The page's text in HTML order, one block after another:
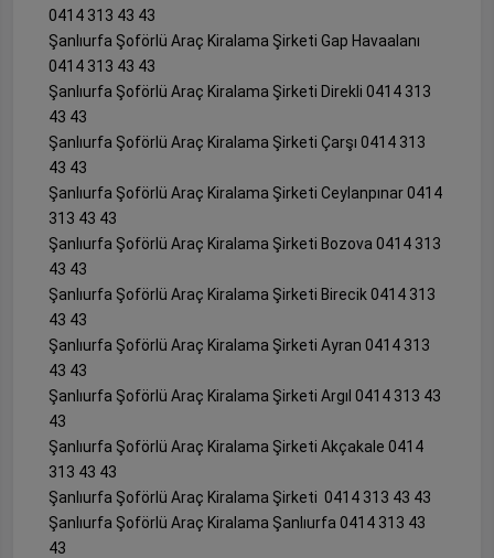
0414 313 43 43
Şanlıurfa Şoförlü Araç Kiralama Şirketi Gap Havaalanı
0414 313 43 43
Şanlıurfa Şoförlü Araç Kiralama Şirketi Direkli 0414 313
43 43
Şanlıurfa Şoförlü Araç Kiralama Şirketi Çarşı 0414 313
43 43
Şanlıurfa Şoförlü Araç Kiralama Şirketi Ceylanpınar 0414
313 43 43
Şanlıurfa Şoförlü Araç Kiralama Şirketi Bozova 0414 313
43 43
Şanlıurfa Şoförlü Araç Kiralama Şirketi Birecik 0414 313
43 43
Şanlıurfa Şoförlü Araç Kiralama Şirketi Ayran 0414 313
43 43
Şanlıurfa Şoförlü Araç Kiralama Şirketi Argıl 0414 313 43
43
Şanlıurfa Şoförlü Araç Kiralama Şirketi Akçakale 0414
313 43 43
Şanlıurfa Şoförlü Araç Kiralama Şirketi 0414 313 43 43
Şanlıurfa Şoförlü Araç Kiralama Şanlıurfa 0414 313 43
43